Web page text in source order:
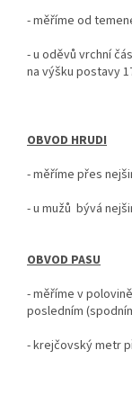
-měříme od
- u oděvů vrchní
na výšku postavy
OBVOD HRUDI
- měříme přes
- u mužů bývá
OBVOD PASU
- měříme v
posledním
- krejčovský metr